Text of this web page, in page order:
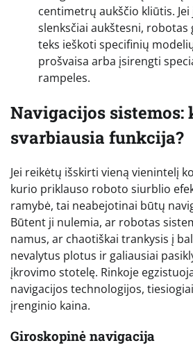
centimetrų aukščio kliūtis.
slenksčiai aukštesni,
teks ieškoti specifinių
prošvaisa arba įsirengti
rampeles.
Navigacijos sistemos:
svarbiausia funkcija?
Jei reikėtų išskirti vieną vienintelį
kurio priklauso roboto siurblio
ramybė, tai neabejotinai būtų
Būtent ji nulemia, ar robotas
namus, ar chaotiškai trankysis į
nevalytus plotus ir galiausiai
įkrovimo stotelę. Rinkoje
navigacijos technologijos,
įrenginio kaina.
Giroskopinė navigacija